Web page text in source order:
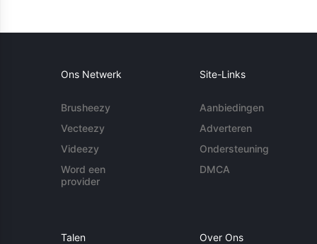
Ons Netwerk
Brusheezy
Vecteezy
Videezy
Word een
provider
Site-Links
Aanbiedingen
Adverteren
Ondersteuning
DMCA
Talen Over Ons